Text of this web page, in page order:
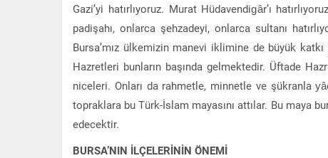
Gazi’yi hatırlıyoruz. Murat Hüdavendigâr’ı
padişahı, onlarca şehzadeyi, onlarca sultanı
Bursa’mız ülkemizin manevi iklimine de büyük
Hazretleri bunların başında gelmektedir. Üftade
niceleri. Onları da rahmetle, minnetle ve şükranla
topraklara bu Türk-İslam mayasını attılar. Bu maya
edecektir.
BURSA’NIN İLÇELERİNİN ÖNEMİ